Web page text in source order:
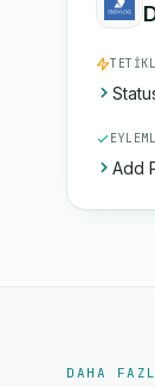
Add
DAHA